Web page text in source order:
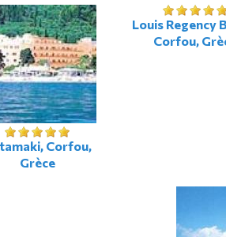
Corfou,
Grèce
Louis Regency
Corfou,